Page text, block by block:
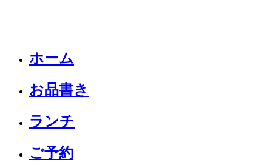
ホーム
お品書き
ランチ
ご予約